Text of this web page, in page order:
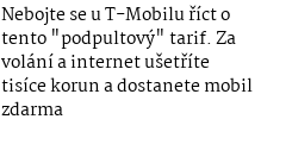
Nebojte se u T-Mobilu říct o
tento "podpultový" tarif. Za
volání a internet ušetříte
tisíce korun a dostanete mobil
zdarma